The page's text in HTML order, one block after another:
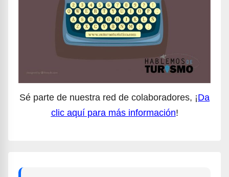
Sé parte de nuestra red de colaboradores, ¡Da
clic aquí para más información!